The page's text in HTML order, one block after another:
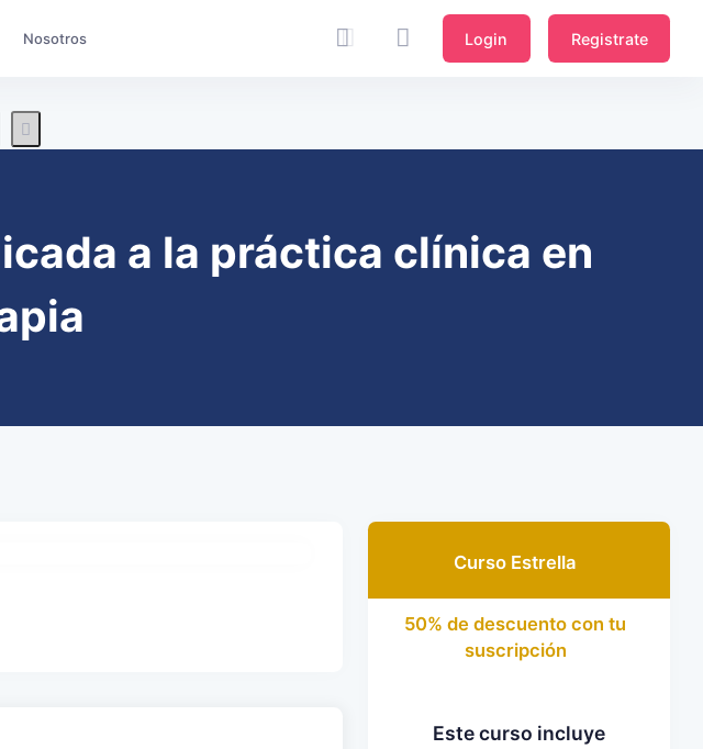
Nosotros Login Registrate
a la práctica clínica en
Curso Estrella
50% de descuento con tu
suscripción
Este curso incluye